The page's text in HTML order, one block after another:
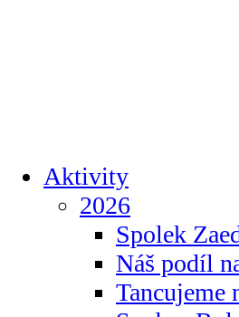
Aktivity
2026
Spolek
Náš podíl
Tancujeme